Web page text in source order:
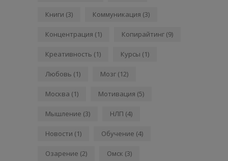
Книги (3) Коммуникация (3)
Концентрация (1) Копирайтинг (9)
Креативность (1) Курсы (1)
Любовь (1) Мозг (12)
Москва (1) Мотивация (5)
Мышление (3) НЛП (4)
Новости (1) Обучение (4)
Озарение (2) Омск (3)